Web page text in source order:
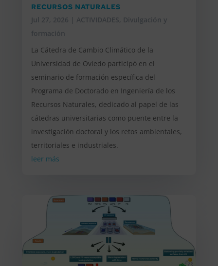
RECURSOS NATURALES
Jul 27, 2026 ACTIVIDADES, Divulgación y
formación
La Cátedra de Cambio Climático de la
Universidad de Oviedo participó en el
seminario de formación específica del
Programa de Doctorado en Ingeniería de los
Recursos Naturales, dedicado al papel de las
cátedras universitarias como puente entre la
investigación doctoral y los retos ambientales,
territoriales e industriales.
leer más